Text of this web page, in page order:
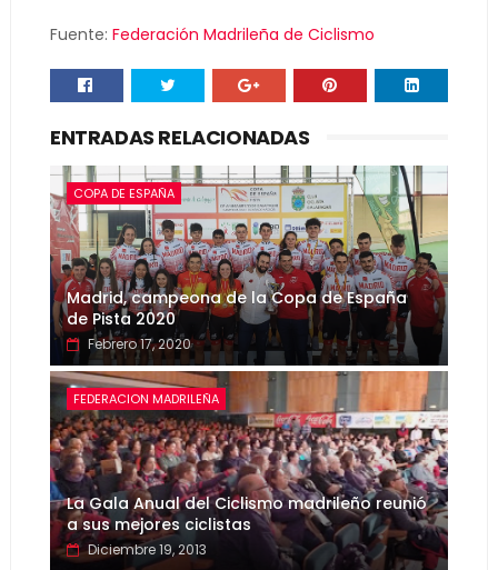
Fuente: Federación Madrileña de Ciclismo
ENTRADAS RELACIONADAS
COPA DE ESPAÑA
Madrid, campeona de la Copa de España
de Pista 2020
Febrero 17, 2020
FEDERACION MADRILEÑA
La Gala Anual del Ciclismo madrileño reunió
a sus mejores ciclistas
Diciembre 19, 2013